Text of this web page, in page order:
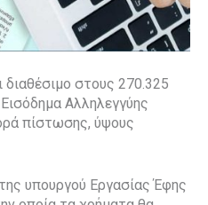
διαθέσιμο στους 270.325
Αλληλεγγύης
πίστωσης, ύψους
υπουργού Εργασίας Έφης